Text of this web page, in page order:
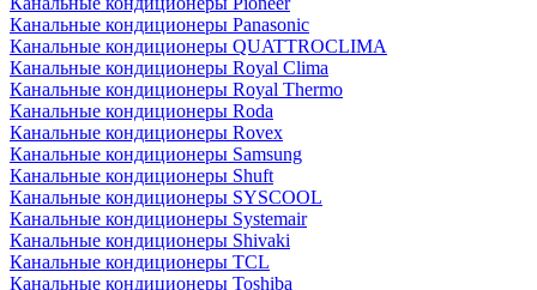
Канальные кондиционеры Panasonic
Канальные кондиционеры QUATTROCLIMA
Канальные кондиционеры Royal Clima
Канальные кондиционеры Royal Thermo
Канальные кондиционеры Roda
Канальные кондиционеры Rovex
Канальные кондиционеры Samsung
Канальные кондиционеры Shuft
Канальные кондиционеры SYSCOOL
Канальные кондиционеры Systemair
Канальные кондиционеры Shivaki
Канальные кондиционеры TCL
Канальные кондиционеры Toshiba